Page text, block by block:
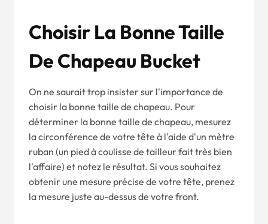
Choisir La Bonne Taille
De Chapeau Bucket
On ne saurait trop insister sur l'importance de
choisir la bonne taille de chapeau. Pour
déterminer la bonne taille de chapeau, mesurez
la circonférence de votre tête à l'aide d'un mètre
ruban (un pied à coulisse de tailleur fait très bien
l'affaire) et notez le résultat. Si vous souhaitez
obtenir une mesure précise de votre tête, prenez
la mesure juste au-dessus de votre front.